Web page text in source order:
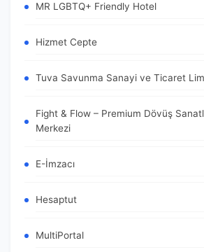
MR LGBTQ+ Friendly Hotel
Hizmet Cepte
Tuva Savunma Sanayi ve Ticaret
Fight & Flow – Premium Dövüş
Merkezi
E-İmzacı
Hesaptut
MultiPortal